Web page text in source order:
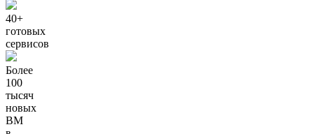
40+
готовых
сервисов
Более
100
тысяч
новых
ВМ